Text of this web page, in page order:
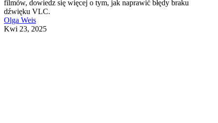
filmów, dowiedz się więcej o tym, jak naprawić błędy braku
dźwięku VLC.
Olga Weis
Kwi 23, 2025